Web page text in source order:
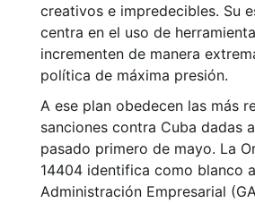
creativos e impredecibles. Su
centra en el uso de
incrementen de manera
política de máxima presión.
A ese plan obedecen las más
sanciones contra Cuba dadas
pasado primero de mayo. La
14404 identifica como blanco
Administración Empresarial